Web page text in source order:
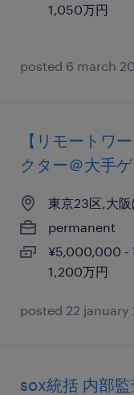
1,050万円
posted 6 march
【リモートワ
クター＠大手
東京23区,大
permanent
¥5,000,000 -
1,200万円
posted 22 january
sox統括 内部監